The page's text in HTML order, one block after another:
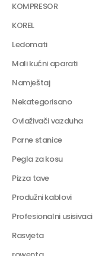
KOMPRESOR
KOREL
Ledomati
Mali kućni aparati
Namještaj
Nekategorisano
Ovlaživači vazduha
Parne stanice
Pegla za kosu
Pizza tave
Produžni kablovi
Profesionalni usisivaci
Rasvjeta